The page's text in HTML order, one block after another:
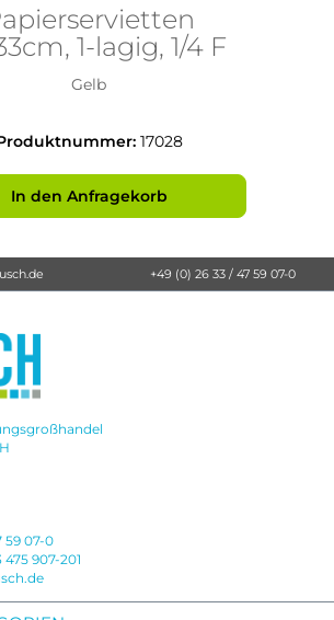
1-lagig, 1/4 F
Gelb
17028
In den Anfragekorb
+49 (0) 26 33 / 47 59 07-0
59 07-0
475 907-201